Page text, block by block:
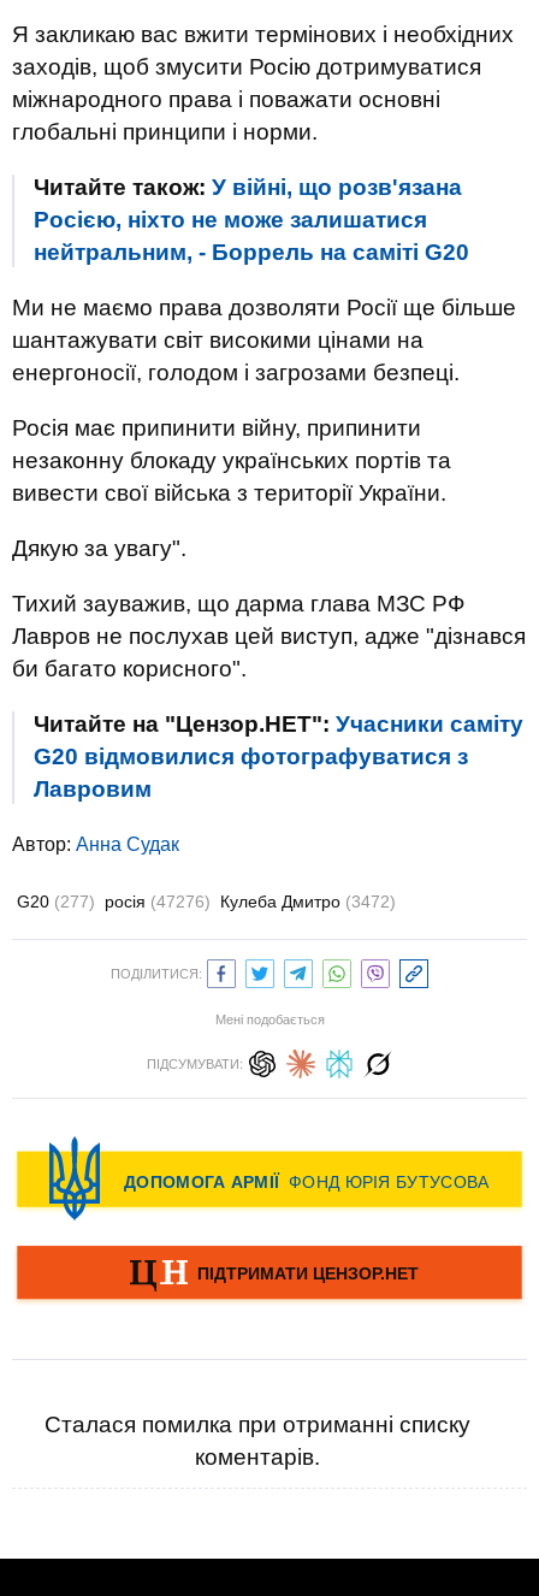
Я закликаю вас вжити термінових і необхідних
заходів, щоб змусити Росію дотримуватися
міжнародного права і поважати основні
глобальні принципи і норми.
Читайте також: У війні, що розв'язана
Росією, ніхто не може залишатися
нейтральним, - Боррель на саміті G20
Ми не маємо права дозволяти Росії ще більше
шантажувати світ високими цінами на
енергоносії, голодом і загрозами безпеці.
Росія має припинити війну, припинити
незаконну блокаду українських портів та
вивести свої війська з території України.
Дякую за увагу".
Тихий зауважив, що дарма глава МЗС РФ
Лавров не послухав цей виступ, адже "дізнався
би багато корисного".
Читайте на "Цензор.НЕТ": Учасники саміту
G20 відмовилися фотографуватися з
Лавровим
Автор: Анна Судак
G20 (277) росія (47276) Кулеба Дмитро (3472)
ПОДІЛИТИСЯ:
Мені подобається
ПІДСУМУВАТИ:
Сталася помилка при отриманні списку
коментарів.